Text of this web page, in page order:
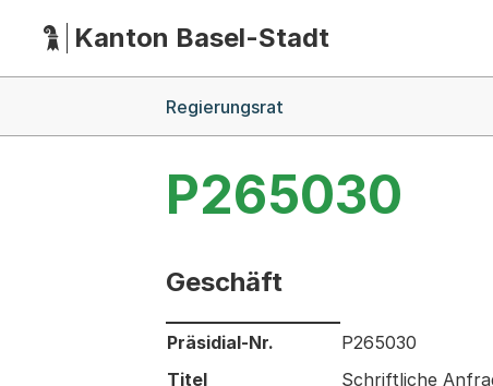
HauptnavigationKanton Basel-Stadt
Regierungsrat
P265030
Geschäft
Informationen zum Ausgewählten
Präsidial-Nr.
P265030
Titel
Schriftliche